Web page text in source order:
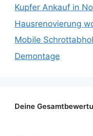
Kupfer Ankauf in
Hausrenovierung
Mobile
Demontage
Deine